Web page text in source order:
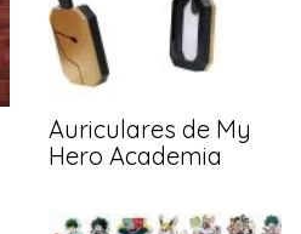
Auriculares de My
Hero Academia